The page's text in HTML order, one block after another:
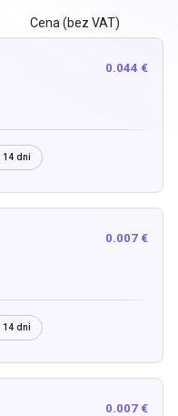
Cena (bez VAT)
0.044 €
14 dni
0.007 €
14 dni
0.007 €